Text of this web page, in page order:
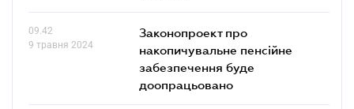
09.42
9 травня 2024
Законопроект про
накопичувальне пенсійне
забезпечення буде
доопрацьовано